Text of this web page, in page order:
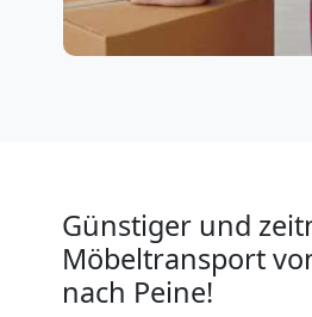
Günstiger und
Möbeltransport
nach Peine!